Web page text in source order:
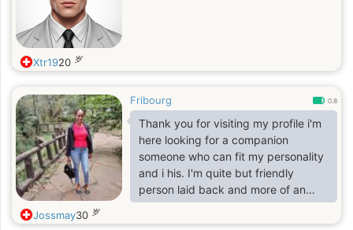
Xtr1920 岁
Fribourg 0.8
Thank you for visiting my profile i'm
here looking for a companion
someone who can fit my personality
and i his. I'm quite but friendly
person laid back and more of an
introvert. I enjoy small circles of
people and spending time doing
Jossmay30 岁